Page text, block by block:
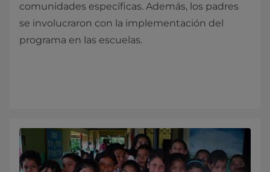
comunidades específicas. Además, los padres
se involucraron con la implementación del
programa en las escuelas.